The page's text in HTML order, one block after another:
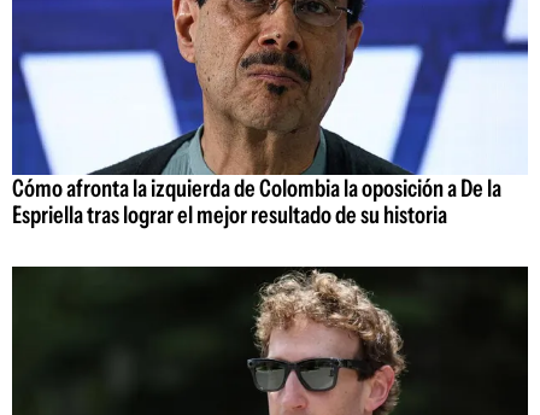
Cómo afronta la izquierda de Colombia la oposición a De la
Espriella tras lograr el mejor resultado de su historia